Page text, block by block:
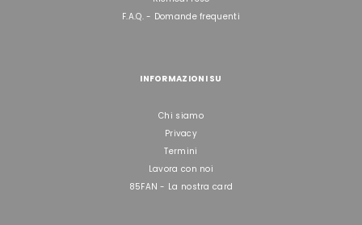
F.A.Q. - Domande frequenti
INFORMAZIONI SU
Chi siamo
Privacy
Termini
Lavora con noi
85FAN - La nostra card